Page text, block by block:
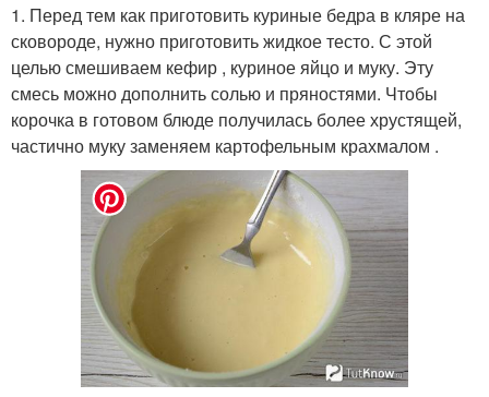
1. Перед тем как приготовить куриные бедра в кляре на
сковороде, нужно приготовить жидкое тесто. С этой
целью смешиваем кефир , куриное яйцо и муку. Эту
смесь можно дополнить солью и пряностями. Чтобы
корочка в готовом блюде получилась более хрустящей,
частично муку заменяем картофельным крахмалом .